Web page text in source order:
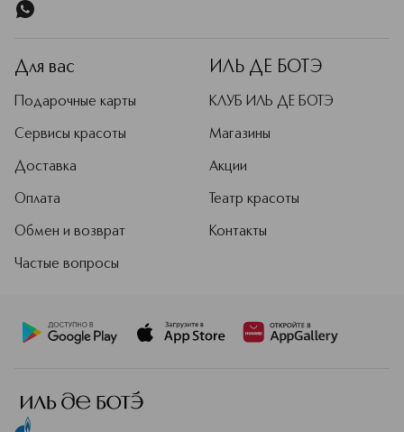
Для вас
Подарочные карты
Сервисы красоты
Доставка
Оплата
Обмен и возврат
Частые вопросы
ИЛЬ ДЕ БОТЭ
КЛУБ ИЛЬ ДЕ БОТЭ
Магазины
Акции
Театр красоты
Контакты